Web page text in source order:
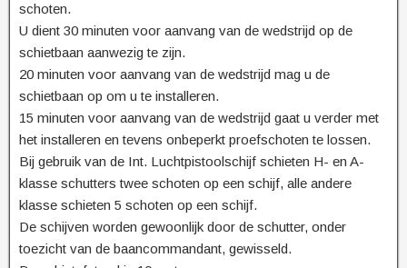
schoten.
U dient 30 minuten voor aanvang van de wedstrijd op de
schietbaan aanwezig te zijn.
20 minuten voor aanvang van de wedstrijd mag u de
schietbaan op om u te installeren.
15 minuten voor aanvang van de wedstrijd gaat u verder met
het installeren en tevens onbeperkt proefschoten te lossen.
Bij gebruik van de Int. Luchtpistoolschijf schieten H- en A-
klasse schutters twee schoten op een schijf, alle andere
klasse schieten 5 schoten op een schijf.
De schijven worden gewoonlijk door de schutter, onder
toezicht van de baancommandant, gewisseld.